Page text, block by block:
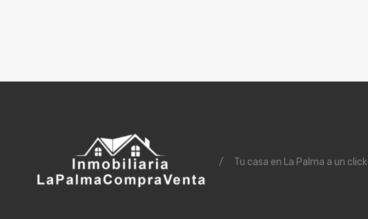
/ Tu casa en La Palma a un click